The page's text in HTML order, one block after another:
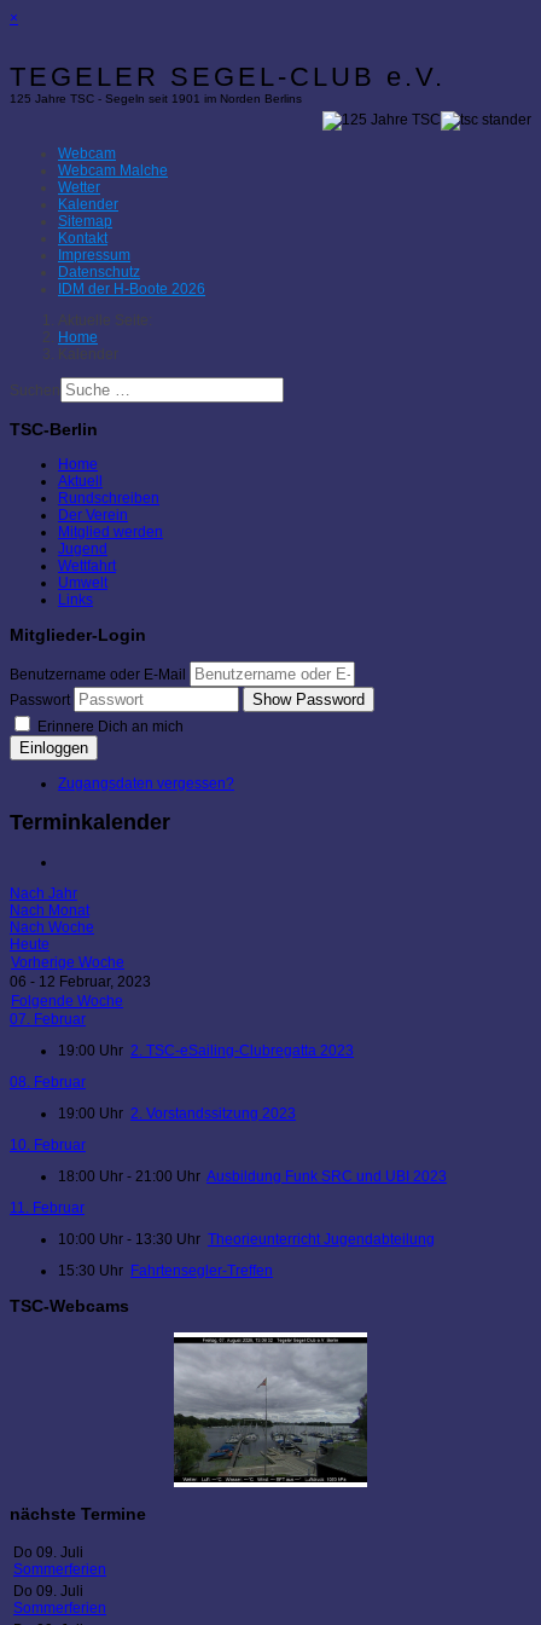
×
TEGELER SEGEL-CLUB e.V.
125 Jahre TSC - Segeln seit 1901 im Norden Berlins
Webcam
Webcam Malche
Wetter
Kalender
Sitemap
Kontakt
Impressum
Datenschutz
IDM der H-Boote 2026
Aktuelle Seite:
Home
Kalender
Suchen
TSC-Berlin
Home
Aktuell
Rundschreiben
Der Verein
Mitglied werden
Jugend
Wettfahrt
Umwelt
Links
Mitglieder-Login
Benutzername oder E-Mail
Passwort
Show Password
Erinnere Dich an mich
Einloggen
Zugangsdaten vergessen?
Terminkalender
Nach Jahr
Nach Monat
Nach Woche
Heute
Vorherige Woche
06 - 12 Februar, 2023
Folgende Woche
07. Februar
19:00 Uhr 2. TSC-eSailing-Clubregatta 2023
08. Februar
19:00 Uhr 2. Vorstandssitzung 2023
10. Februar
18:00 Uhr - 21:00 Uhr Ausbildung Funk SRC und UBI 2023
11. Februar
10:00 Uhr - 13:30 Uhr Theorieunterricht Jugendabteilung
15:30 Uhr Fahrtensegler-Treffen
TSC-Webcams
nächste Termine
Do 09. Juli
Sommerferien
Do 09. Juli
Sommerferien